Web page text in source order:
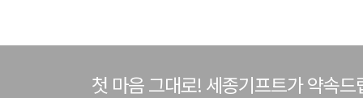
첫 마음 그대로! 세종기프트가 약속드